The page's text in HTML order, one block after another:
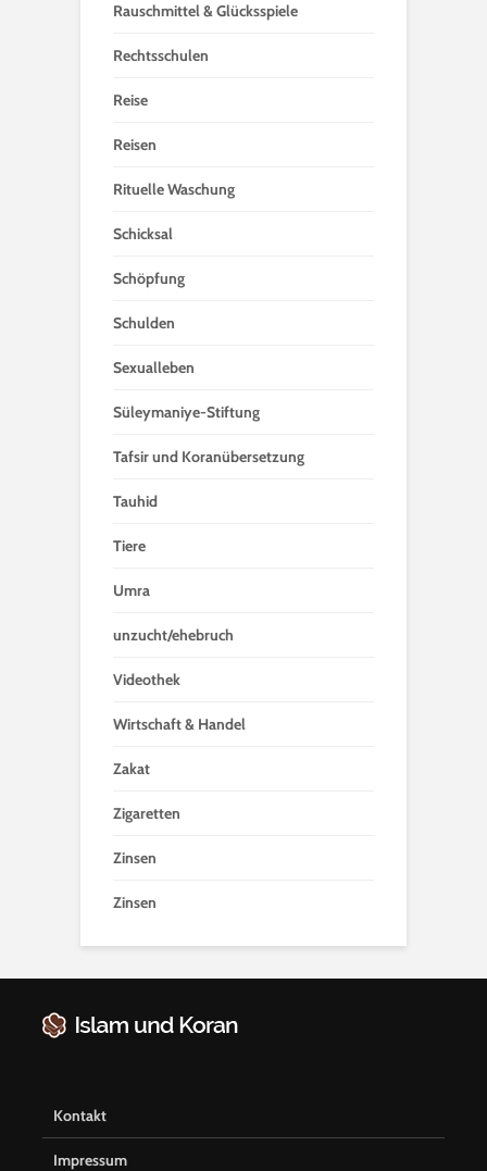
Rauschmittel & Glücksspiele
Rechtsschulen
Reise
Reisen
Rituelle Waschung
Schicksal
Schöpfung
Schulden
Sexualleben
Süleymaniye-Stiftung
Tafsir und Koranübersetzung
Tauhid
Tiere
Umra
unzucht/ehebruch
Videothek
Wirtschaft & Handel
Zakat
Zigaretten
Zinsen
Zinsen
Kontakt
Impressum